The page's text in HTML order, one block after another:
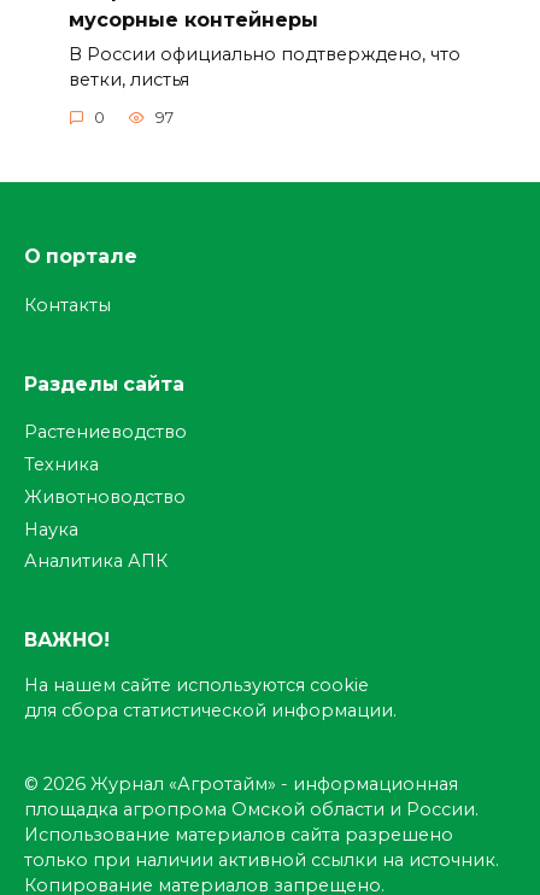
мусорные контейнеры
В России официально подтверждено, что
ветки, листья
0 97
О портале
Контакты
Разделы сайта
Растениеводство
Техника
Животноводство
Наука
Аналитика АПК
ВАЖНО!
На нашем сайте используются cookie
для сбора статистической информации.
© 2026 Журнал «Агротайм» - информационная
площадка агропрома Омской области и России.
Использование материалов сайта разрешено
только при наличии активной ссылки на источник.
Копирование материалов запрещено.